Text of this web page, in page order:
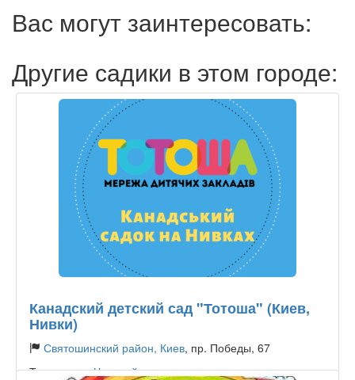
Вас могут заинтересовать:
Другие садики в этом городе:
Канадский детский сад "Тотоша" (Киев,
Нивки)
Святошинский район, Киев, пр. Победы, 67
Тип садика:Частный